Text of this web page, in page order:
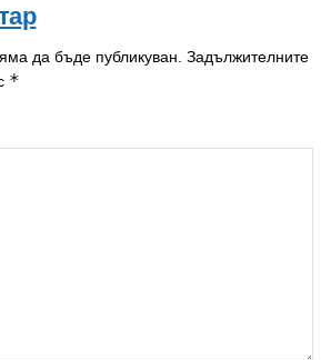
да бъде публикуван. Задължителните
*